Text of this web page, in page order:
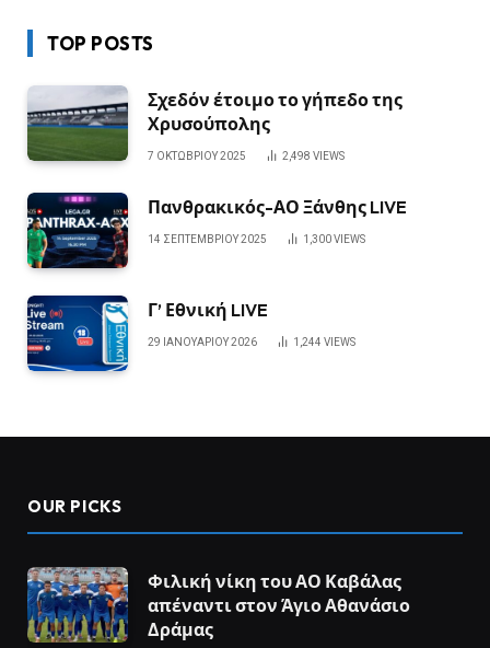
TOP POSTS
Σχεδόν έτοιμο το γήπεδο της
Χρυσούπολης
7 ΟΚΤΩΒΡΊΟΥ 2025 2,498 VIEWS
Πανθρακικός-ΑΟ Ξάνθης LIVE
14 ΣΕΠΤΕΜΒΡΊΟΥ 2025 1,300VIEWS
Γ’ Εθνική LIVE
29 ΙΑΝΟΥΑΡΊΟΥ 2026 1,244 VIEWS
OUR PICKS
Φιλική νίκη του ΑΟ Καβάλας
απέναντι στον Άγιο Αθανάσιο
Δράμας